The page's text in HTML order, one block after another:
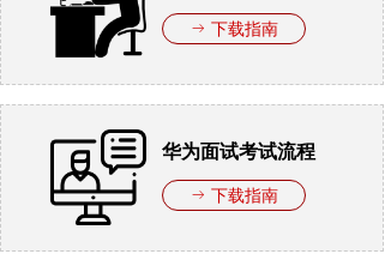
ꁹ 下载指南
华为面试考试流程
ꁹ 下载指南